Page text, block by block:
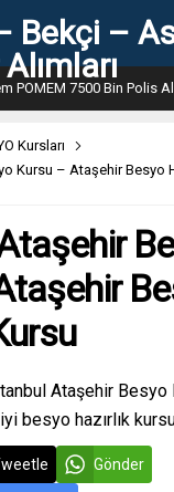
Kursları
Kursu – Ataşehir Besyo
Ataşehir
iyi besyo hazırlık
Gönder